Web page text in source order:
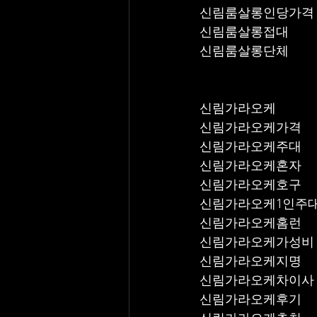
신림룸살롱인당가격
신림룸살롱접대
신림룸살롱단체
신림가라오케
신림가라오케가격
신림가라오케주대
신림가라오케혼자
신림가라오케호구
신림가라오케1인주
신림가라오케홈런
신림가라오케가성비
신림가라오케지명
신림가라오케차이사
신림가라오케후기